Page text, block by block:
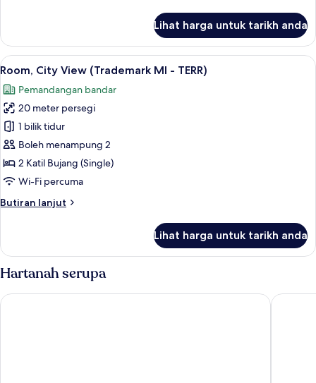
(Trademark
MI
-
Lihat harga untuk tarikh anda
Lihat
semua
foto
untuk
Room,
City
View
(Trademark
-
Peti besi dalam bilik, meja, ruang
6
Room, City View (Trademark MI - TERR)
Pemandangan bandar
20 meter persegi
1 bilik tidur
Boleh menampung 2
2 Katil Bujang (Single)
Wi-Fi percuma
Butiran lanjut
Butiran
City
(Trademark
-
Lihat harga untuk tarikh anda
Hartanah serupa
Sarova Stanley Hotel, Nairobi